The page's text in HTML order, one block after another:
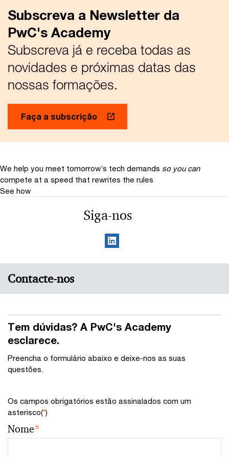
Subscreva a Newsletter da
PwC's Academy
Subscreva já e receba todas as
novidades e próximas datas das
nossas formações.
Faça a subscrição
We help you meet tomorrow’s tech demands so you can
compete at a speed that rewrites the rules
See how
Siga-nos
Contacte-nos
Tem dúvidas? A PwC's Academy
esclarece.
Preencha o formulário abaixo e deixe-nos as suas
questões.
Os campos obrigatórios estão assinalados com um
asterisco(*)
Nome*